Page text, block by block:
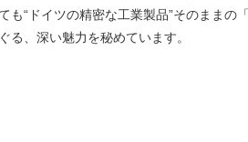
“ドイツの精密な工業製品”そのままの
、深い魅力を秘めています。